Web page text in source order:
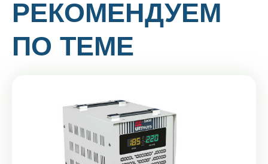
РЕКОМЕНДУЕМ
ПО ТЕМЕ